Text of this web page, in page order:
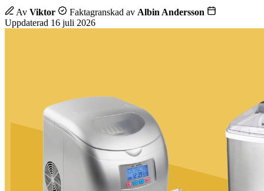
Av Viktor Faktagranskad av Albin Andersson
Uppdaterad 16 juli 2026